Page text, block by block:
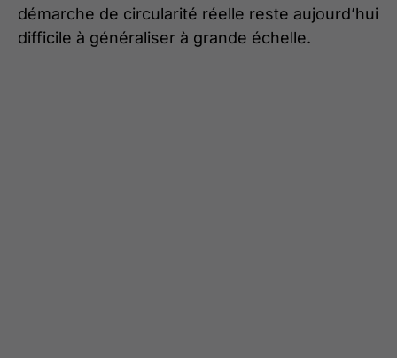
démarche de circularité réelle reste aujourd’hui
difficile à généraliser à grande échelle.